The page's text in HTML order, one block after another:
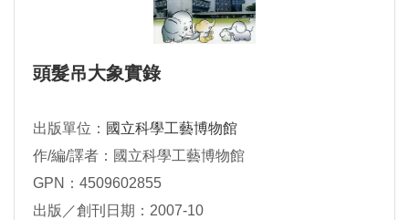
頭髮吊大象實錄
出版單位： 國立科學工藝博物館
作/編/譯者：國立科學工藝博物館
GPN：4509602855
出版／創刊日期：2007-10